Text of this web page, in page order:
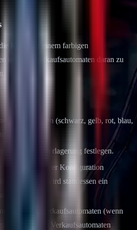
Karte mit einem farbigen
und alle Verkaufsautomaten daran zu
Rust-Farben (schwarz, gelb, rot, blau,
für die Überlagerung festlegen.
Grund die in der Konfiguration
existieren, wird stattdessen ein
von Verkaufsautomaten (wenn
senden alle Verkaufsautomaten